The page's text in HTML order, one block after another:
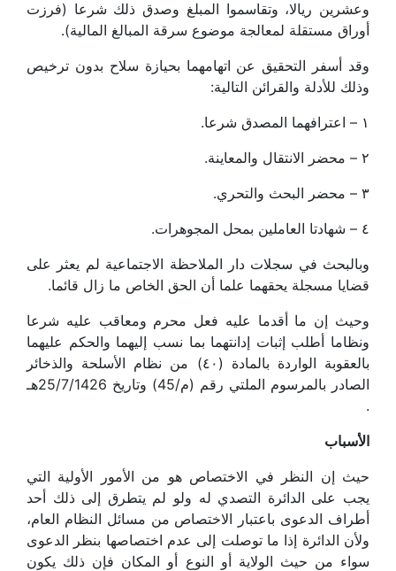
وعشرين ريالا، وتقاسموا المبلغ وصدق ذلك شرعا (فرزت
أوراق مستقلة لمعالجة موضوع سرقة المبالغ المالية).
وقد أسفر التحقيق عن اتهامهما بحيازة سلاح بدون ترخيص
وذلك للأدلة والقرائن التالية:
١ – اعترافهما المصدق شرعا.
٢ – محضر الانتقال والمعاينة.
٣ – محضر البحث والتحري.
٤ – شهادتا العاملين بمحل المجوهرات.
وبالبحث في سجلات دار الملاحظة الاجتماعية لم يعثر على
قضايا مسجلة يحقهما علما أن الحق الخاص ما زال قائما.
وحيث إن ما أقدما عليه فعل محرم ومعاقب عليه شرعا
ونظاما أطلب إثبات إدانتهما بما نسب إليهما والحكم عليهما
بالعقوبة الواردة بالمادة (٤٠) من نظام الأسلحة والذخائر
الصادر بالمرسوم الملتي رقم (م/45) وتاريخ 25/7/1426هـ
.
الأسباب
حيث إن النظر في الاختصاص هو من الأمور الأولية التي
يجب على الدائرة التصدي له ولو لم يتطرق إلى ذلك أحد
أطراف الدعوى باعتبار الاختصاص من مسائل النظام العام،
ولأن الدائرة إذا ما توصلت إلى عدم اختصاصها بنظر الدعوى
سواء من حيث الولاية أو النوع أو المكان فإن ذلك يكون